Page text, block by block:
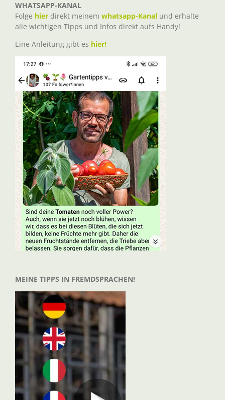
WHATSAPP-KANAL
Folge hier direkt meinem whatsapp-Kanal und erhalte
alle wichtigen Tipps und Infos direkt aufs Handy!
Eine Anleitung gibt es hier!
MEINE TIPPS IN FREMDSPRACHEN!